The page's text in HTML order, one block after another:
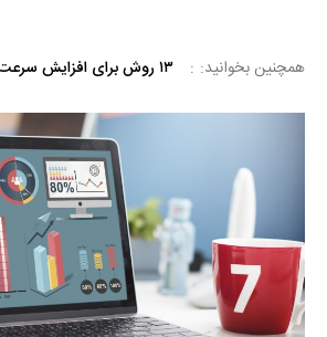
همچنین بخوانید: ۱۳ روش برای افزایش سرعت ویندوز ۷